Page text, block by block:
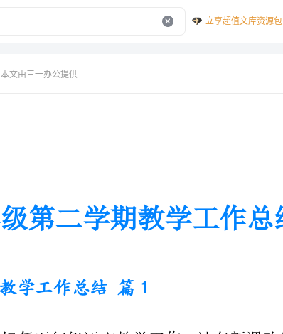
立享超值文库资源包
本文由三一办公提供
五年级第二学期教学工作总结篇1